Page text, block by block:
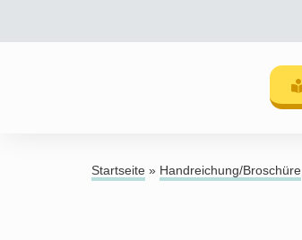
Startseite » Handreichung/Broschüre